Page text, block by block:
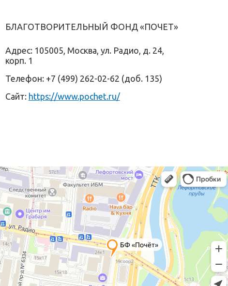
БЛАГОТВОРИТЕЛЬНЫЙ ФОНД «ПОЧЕТ»
Адрес: 105005, Москва, ул. Радио, д. 24,
корп. 1
Телефон: +7 (499) 262-02-62 (доб. 135)
Сайт: https://www.pochet.ru/